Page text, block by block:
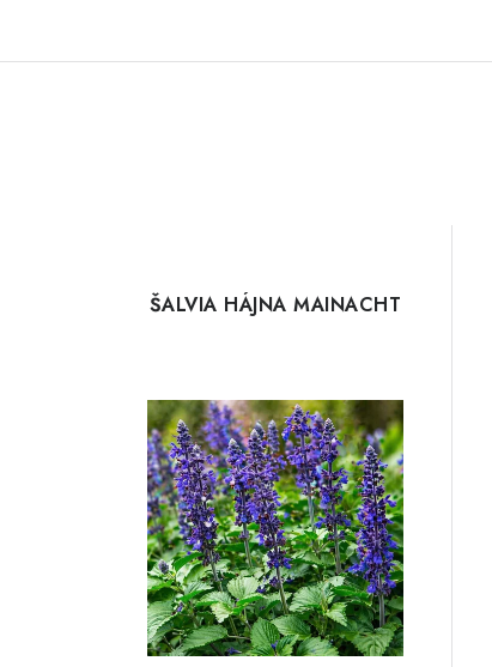
ŠALVIA HÁJNA MAINACHT